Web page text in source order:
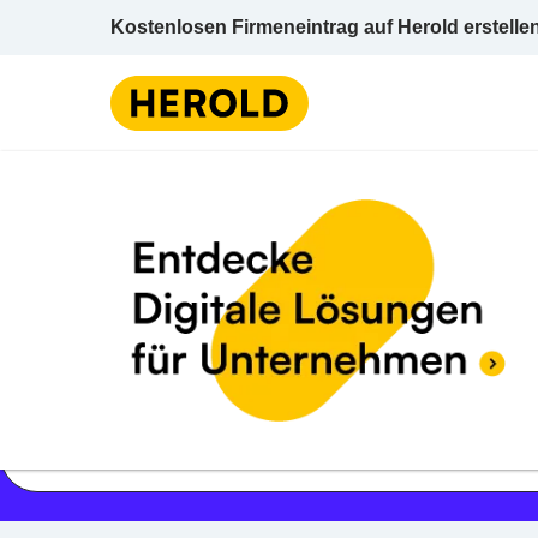
Kostenlosen Firmeneintrag auf Herold